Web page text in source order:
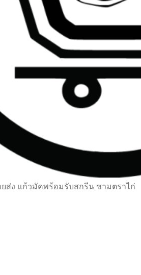
ส่ง แก้วมัคพร้อมรับสกรีน ชามตราไก่